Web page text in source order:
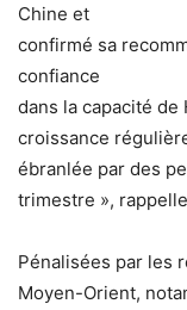
Chine et
confirmé sa
confiance
dans la capacité
croissance
ébranlée par des
trimestre », rappelle
Pénalisées par les
Moyen-Orient,